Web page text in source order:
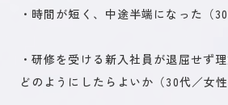
・時間が短く、中途半端になった（
・研修を受ける新入社員が退屈せず
どのようにしたらよいか（30代／女性